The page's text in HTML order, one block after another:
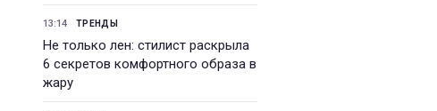
13:14 ТРЕНДЫ
Не только лен: стилист раскрыла
6 секретов комфортного образа в
жару